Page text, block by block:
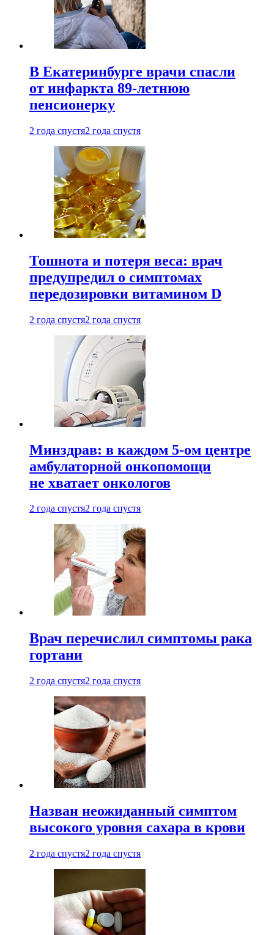
В Екатеринбурге врачи спасли
от инфаркта 89-летнюю
пенсионерку
2 года спустя2 года спустя
Тошнота и потеря веса: врач
предупредил о симптомах
передозировки витамином D
2 года спустя2 года спустя
Минздрав: в каждом 5-ом центре
амбулаторной онкопомощи
не хватает онкологов
2 года спустя2 года спустя
Врач перечислил симптомы рака
гортани
2 года спустя2 года спустя
Назван неожиданный симптом
высокого уровня сахара в крови
2 года спустя2 года спустя